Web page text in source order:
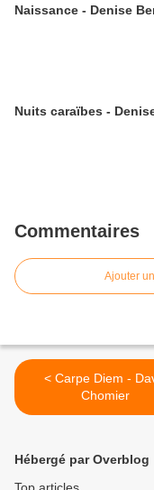
Naissance - Denise
Nuits caraïbes -
Commentaires
Ajouter
< Carpe Diem - David
Chomier
Hébergé par Overblog